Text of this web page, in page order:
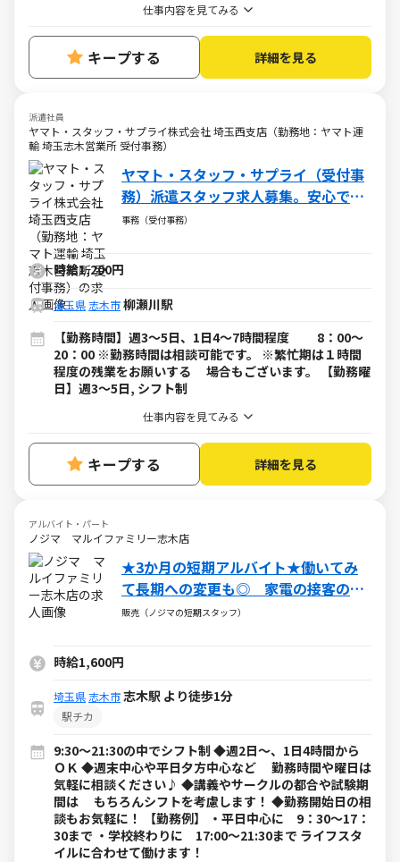
仕事内容を見てみる
キープする 詳細を見る
派遣社員
ヤマト・スタッフ・サプライ株式会社 埼玉西支店（勤務地：ヤマト運
輸 埼玉志木営業所 受付事務）
ヤマト・スタッフ・サプライ（受付事
務）派遣スタッフ求人募集。安心でき
るサポート制度あり！
事務（受付事務）
時給1,200円
埼玉県志木市柳瀬川駅
【勤務時間】週3～5日、1日4～7時間程度 8：00～
20：00 ※勤務時間は相談可能です。 ※繁忙期は１時間
程度の残業をお願いする 場合もございます。 【勤務曜
日】週3～5日, シフト制
仕事内容を見てみる
キープする 詳細を見る
アルバイト・パート
ノジマ マルイファミリー志木店
★3か月の短期アルバイト★働いてみ
て長期への変更も◎ 家電の接客のお
仕事です！
販売（ノジマの短期スタッフ）
時給1,600円
埼玉県志木市志木駅 より徒歩1分
駅チカ
9:30～21:30の中でシフト制 ◆週2日～、1日4時間から
ＯＫ ◆週末中心や平日夕方中心など 勤務時間や曜日は
気軽に相談ください♪ ◆講義やサークルの都合や試験期
間は もちろんシフトを考慮します！ ◆勤務開始日の相
談もお気軽に！ 【勤務例】 ・平日中心に 9：30～17：
30まで ・学校終わりに 17:00～21:30まで ライフスタ
イルに合わせて働けます！